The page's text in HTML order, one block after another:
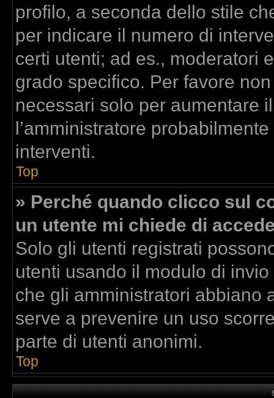
profilo, a seconda dello stile
per indicare il numero di
certi utenti; ad es., moderatori
grado specifico. Per favore
necessari solo per aumentare
l’amministratore
interventi.
Top
» Perché quando clicco sul
un utente mi chiede di
Solo gli utenti registrati
utenti usando il modulo di
che gli amministratori abbiano
serve a prevenire un uso
parte di utenti anonimi.
Top